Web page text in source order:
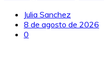
Julia Sanchez
8 de agosto de 2026
0